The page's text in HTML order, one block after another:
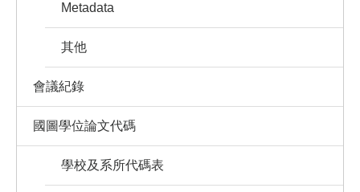
Metadata
其他
會議紀錄
國圖學位論文代碼
學校及系所代碼表